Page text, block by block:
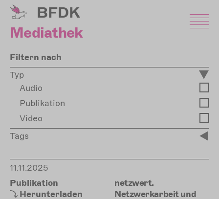
Direkt
zum
Inhalt
BFDK
Mediathek
11.11.2025
Publikation
Herunterladen
netzwert.
Netzwerkarbeit und
Filtern nach
Typ
Audio
Publikation
Video
Tags